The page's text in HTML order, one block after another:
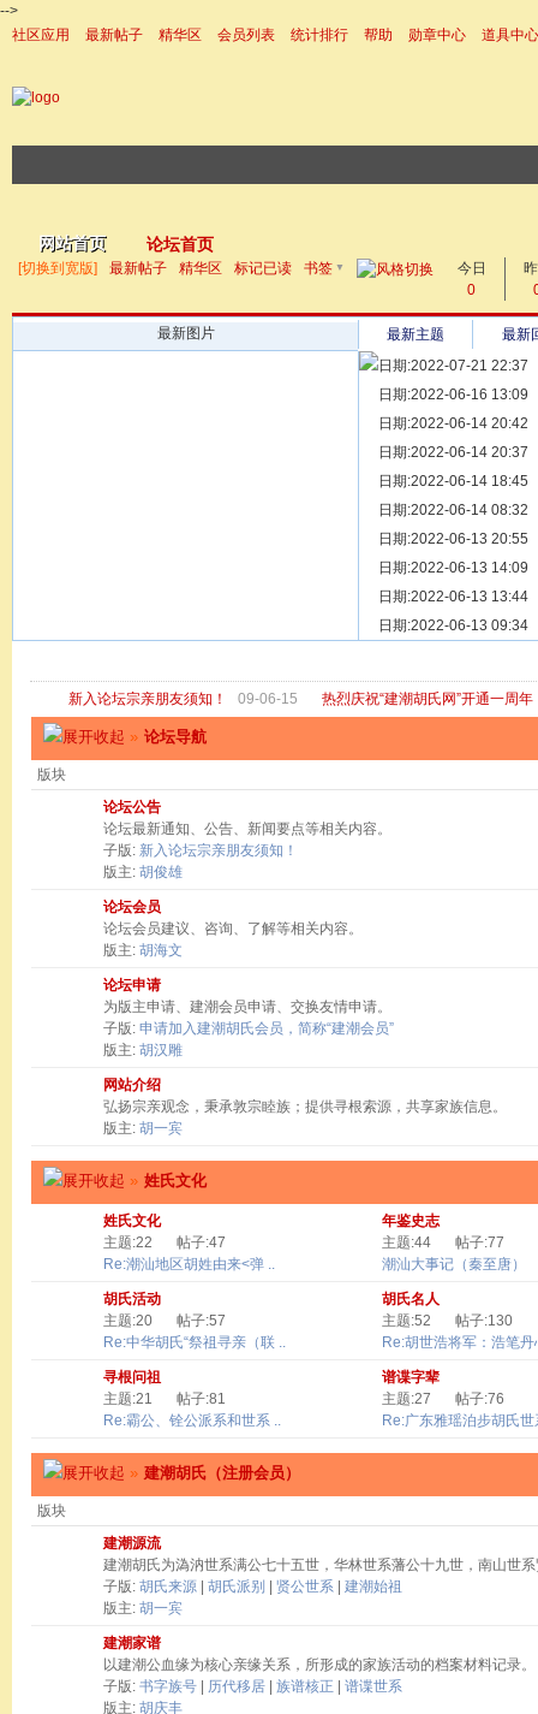
-->
社区应用
最新帖子 精华区 会员列表 统计排行 帮助 勋章中心
道具中心
网站首页 论坛首页
帖子
[切换到宽版] 最新帖子 精华区 标记已读 书签 ▼
今日
0
最新图片 最新主题
最新
日期:2022-07-21 22:37
[ 宗亲新闻 ] 同为宗亲，
日期:2022-06-16 13:09
[ 族谱知识 ] 漫话辈份
日期:2022-06-14 20:42
[ 族谱知识 ] 修族谱的用
日期:2022-06-14 20:37
[ 族谱知识 ] 一元等于多
日期:2022-06-14 18:45
[ 散文随笔 ] 写给远在天
日期:2022-06-14 08:32
[ 宗亲新闻 ] 关于“金鸡落
日期:2022-06-13 20:55
[ 庙堂宗祠 ] 洽礼祖祠
日期:2022-06-13 14:09
[ 庙堂宗祠 ] 京华胡氏二
日期:2022-06-13 13:44
[ 庙堂宗祠 ] 祖祠、家庙
日期:2022-06-13 09:34
新入论坛宗亲朋友须知！ 09-06-15 热烈庆祝“建潮胡氏网”开通一周年
» 论坛导航
版块
论坛公告
论坛最新通知、公告、新闻要点等相关内容。
子版: 新入论坛宗亲朋友须知！
版主: 胡俊雄
论坛会员
论坛会员建议、咨询、了解等相关内容。
版主: 胡海文
论坛申请
为版主申请、建潮会员申请、交换友情申请。
子版: 申请加入建潮胡氏会员，简称“建潮会员”
版主: 胡汉雕
网站介绍
弘扬宗亲观念，秉承敦宗睦族；提供寻根索源，共享家族信息。
版主: 胡一宾
» 姓氏文化
姓氏文化
主题:22
帖子:47
Re:潮汕地区胡姓由来<弹 ..
年鉴史志
主题:44
帖子:77
潮汕大事记（秦至唐）
胡氏活动
主题:20
帖子:57
Re:中华胡氏“祭祖寻亲（联 ..
胡氏名人
主题:52
帖子:130
Re:胡世浩将军：浩笔丹
寻根问祖
主题:21
帖子:81
Re:霸公、铨公派系和世系 ..
谱谍字辈
主题:27
帖子:76
Re:广东雅瑶泊步胡氏世
» 建潮胡氏（注册会员）
版块
建潮源流
建潮胡氏为溈汭世系满公七十五世，华林世系藩公十九世，南山世
子版: 胡氏来源 胡氏派别 贤公世系
建潮始祖
版主: 胡一宾
建潮家谱
以建潮公血缘为核心亲缘关系，所形成的家族活动的档案材料记录。
子版: 书字族号 历代移居 族谱核正
谱谍世系
版主: 胡庆丰